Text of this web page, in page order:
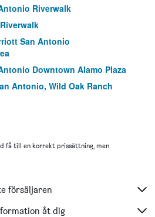
Riverwalk
San Antonio
Downtown Alamo Plaza
Antonio, Wild Oak Ranch
San Antonio Downtown
San Antonio -
få till en korrekt prissättning, men
försäljaren
åt dig